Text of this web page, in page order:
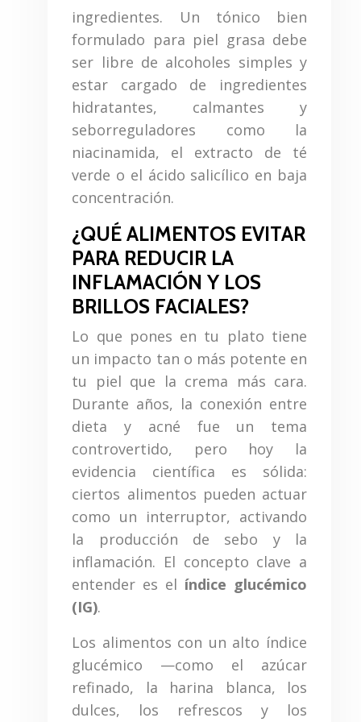
ingredientes. Un tónico bien
formulado para piel grasa debe
ser libre de alcoholes simples y
estar cargado de ingredientes
hidratantes, calmantes y
seborreguladores como la
niacinamida, el extracto de té
verde o el ácido salicílico en baja
concentración.
¿QUÉ ALIMENTOS EVITAR
PARA REDUCIR LA
INFLAMACIÓN Y LOS
BRILLOS FACIALES?
Lo que pones en tu plato tiene
un impacto tan o más potente en
tu piel que la crema más cara.
Durante años, la conexión entre
dieta y acné fue un tema
controvertido, pero hoy la
evidencia científica es sólida:
ciertos alimentos pueden actuar
como un interruptor, activando
la producción de sebo y la
inflamación. El concepto clave a
entender es el índice glucémico
(IG).
Los alimentos con un alto índice
glucémico —como el azúcar
refinado, la harina blanca, los
dulces, los refrescos y los